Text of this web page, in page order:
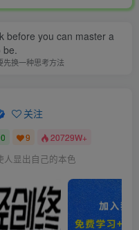
before you can master a
be.
先换一种思考方法
关注
0 9 20729W+
人显出自己的本色